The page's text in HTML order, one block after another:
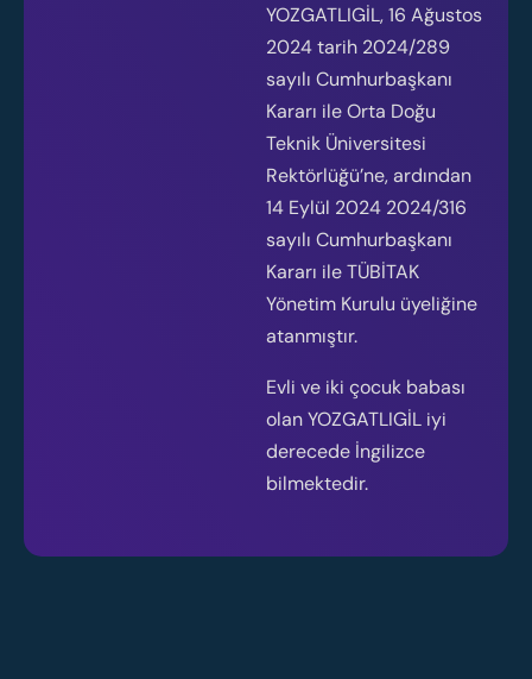
YOZGATLIGİL, 16 Ağustos
2024 tarih 2024/289
sayılı Cumhurbaşkanı
Kararı ile Orta Doğu
Teknik Üniversitesi
Rektörlüğü’ne, ardından
14 Eylül 2024 2024/316
sayılı Cumhurbaşkanı
Kararı ile TÜBİTAK
Yönetim Kurulu üyeliğine
atanmıştır.
Evli ve iki çocuk babası
olan YOZGATLIGİL iyi
derecede İngilizce
bilmektedir.